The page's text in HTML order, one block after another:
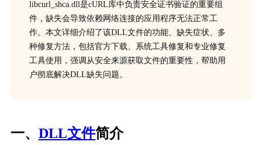
libcurl_shca.dll是cURL库中负责安全证书验证的重要组
件，缺失会导致依赖网络连接的应用程序无法正常工
作。本文详细介绍了该DLL文件的功能、缺失症状、多
种修复方法，包括官方下载、系统工具修复和专业修复
工具使用，强调从安全来源获取文件的重要性，帮助用
户彻底解决DLL缺失问题。
一、 DLL文件简介